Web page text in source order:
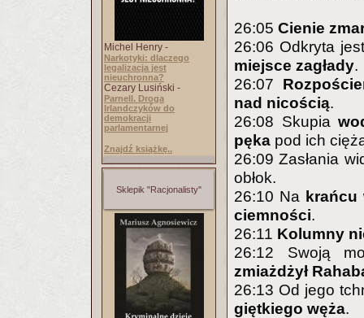
Michel Henry -
Narkotyki: dlaczego
legalizacja jest
nieuchronna?
Cezary Lusiński -
Parnell. Droga
Irlandczyków do
demokracji
parlamentarnej
Znajdź książkę..
Sklepik "Racjonalisty"
26:05 Cienie
26:06 Odkryta
miejsce zagłady.
26:07
nad nicością.
26:08 Skupia
pęka pod ich
26:09 Zasłania
obłok.
26:10 Na krańcu
ciemności.
26:11 Kolumny
26:12 Swoją
zmiażdżył
26:13 Od jego
giętkiego węża.